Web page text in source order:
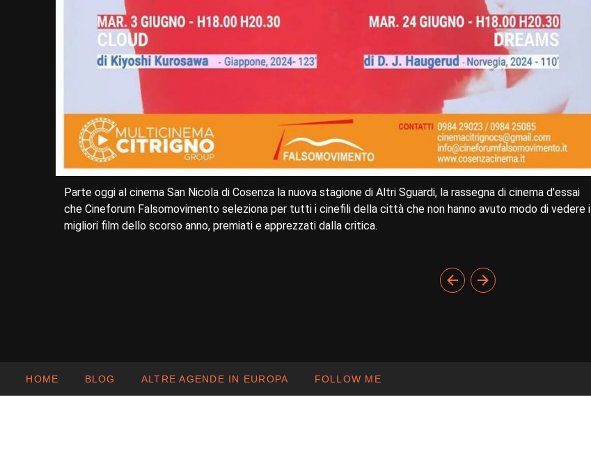
Parte oggi al cinema San Nicola di Cosenza la nuova stagione di Altri Sguardi, la rassegna di cinema d'essai
che Cineforum Falsomovimento seleziona per tutti i cinefili della città che non hanno avuto modo di vedere i
migliori film dello scorso anno, premiati e apprezzati dalla critica.
HOME BLOG ALTRE AGENDE IN EUROPA FOLLOW ME